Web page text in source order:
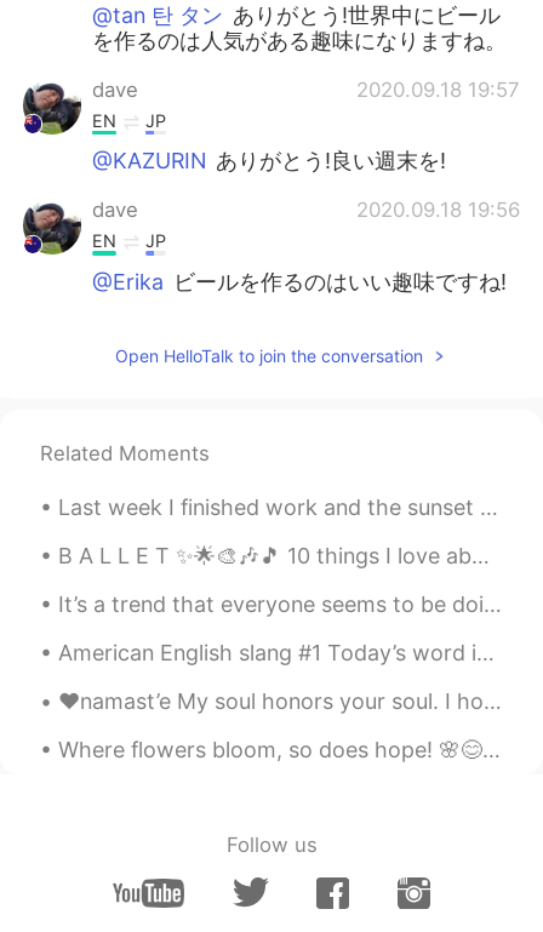
@tan 탄 タン ありがとう!世界中にビール
を作るのは人気がある趣味になりますね。
dave 2020.09.18 19:57
EN JP
@KAZURIN ありがとう!良い週末を!
dave 2020.09.18 19:56
EN JP
@Erika ビールを作るのはいい趣味ですね!
dave 2020.09.18 19:55
手になります。😄😄😄
dave 2020.09.18 19:54
A nice cold beer is a very
good thing! I think it might be illegal to
make in Japan. 😥
EN JP
@Atsuko人生は冒険だと思いますね。
@Atsuko
人生は冒険だと思いますね。
色々なものを作ってみるのは楽しい!
Open HelloTalk to join the conversation
Related Moments
Last week I finished work and the sunset was very beautiful! also the old car was amazing to see....
B A L L E T ✨🌟🎨🎶🎵 10 things I love about ballet. 1. Athleticism. 2. Grace. 3. Elegance. 4. Opera...
It’s a trend that everyone seems to be doing. So... I’ll do it too. Lol About me: • Name(名前) : B...
American English slang #1 Today’s word is: “ripped” “Ripped” is an adjective that is used to de...
❤️namast’e My soul honors your soul. I honor the place in you where the entire universe resides....
Where flowers bloom, so does hope! 🌸😊 花が咲くところでは、希望もそうです！ From my own lensa📸 : Inokashira Park, ...
Follow us